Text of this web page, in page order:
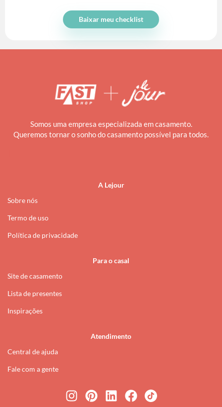
Baixar meu checklist
Somos uma empresa especializada em casamento.
Queremos tornar o sonho do casamento possível para todos.
A Lejour
Sobre nós
Termo de uso
Política de privacidade
Para o casal
Site de casamento
Lista de presentes
Inspirações
Atendimento
Central de ajuda
Fale com a gente